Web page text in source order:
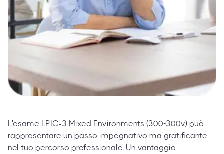
L'esame LPIC-3 Mixed Environments (300-300v) può
rappresentare un passo impegnativo ma gratificante
nel tuo percorso professionale. Un vantaggio